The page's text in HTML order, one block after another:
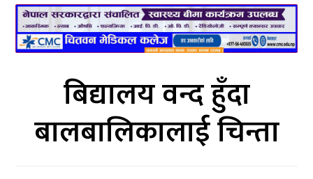
पत्रिका
सम्पादकीय
अर्थ/
बिद्यालय वन्द हुँदा
बालबालिकालाई चिन्ता